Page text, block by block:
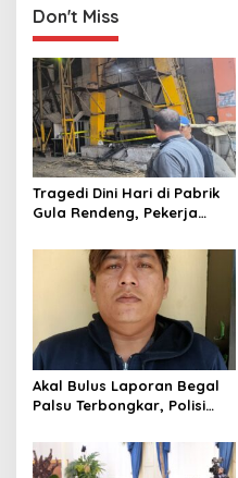
g
a
t
i
o
n
Don't Miss
Tragedi Dini Hari di Pabrik
Gula Rendeng, Pekerja
Pengangkat Tebu
Akal Bulus Laporan Begal
Palsu Terbongkar, Polisi
Perusahaan untuk Crypto